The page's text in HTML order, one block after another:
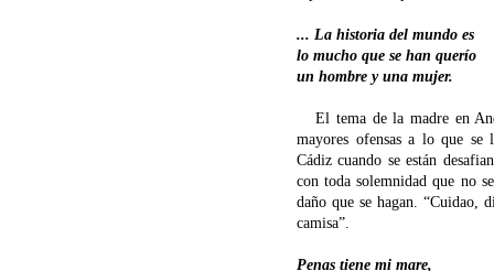
... La historia del mundo es
lo mucho que se han querío
un hombre y una mujer.
El tema de la madre en
mayores ofensas a lo que se
Cádiz cuando se están
con toda solemnidad que no
daño que se hagan. “Cuidao,
camisa”.
Penas tiene mi mare,